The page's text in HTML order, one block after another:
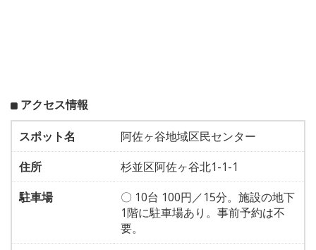
アクセス情報
スポット名
阿佐ヶ谷地域区民センター
住所
杉並区阿佐ヶ谷北1-1-1
駐車場
〇 10台 100円／15分。施設の地下
1階に駐車場あり。事前予約は不
要。